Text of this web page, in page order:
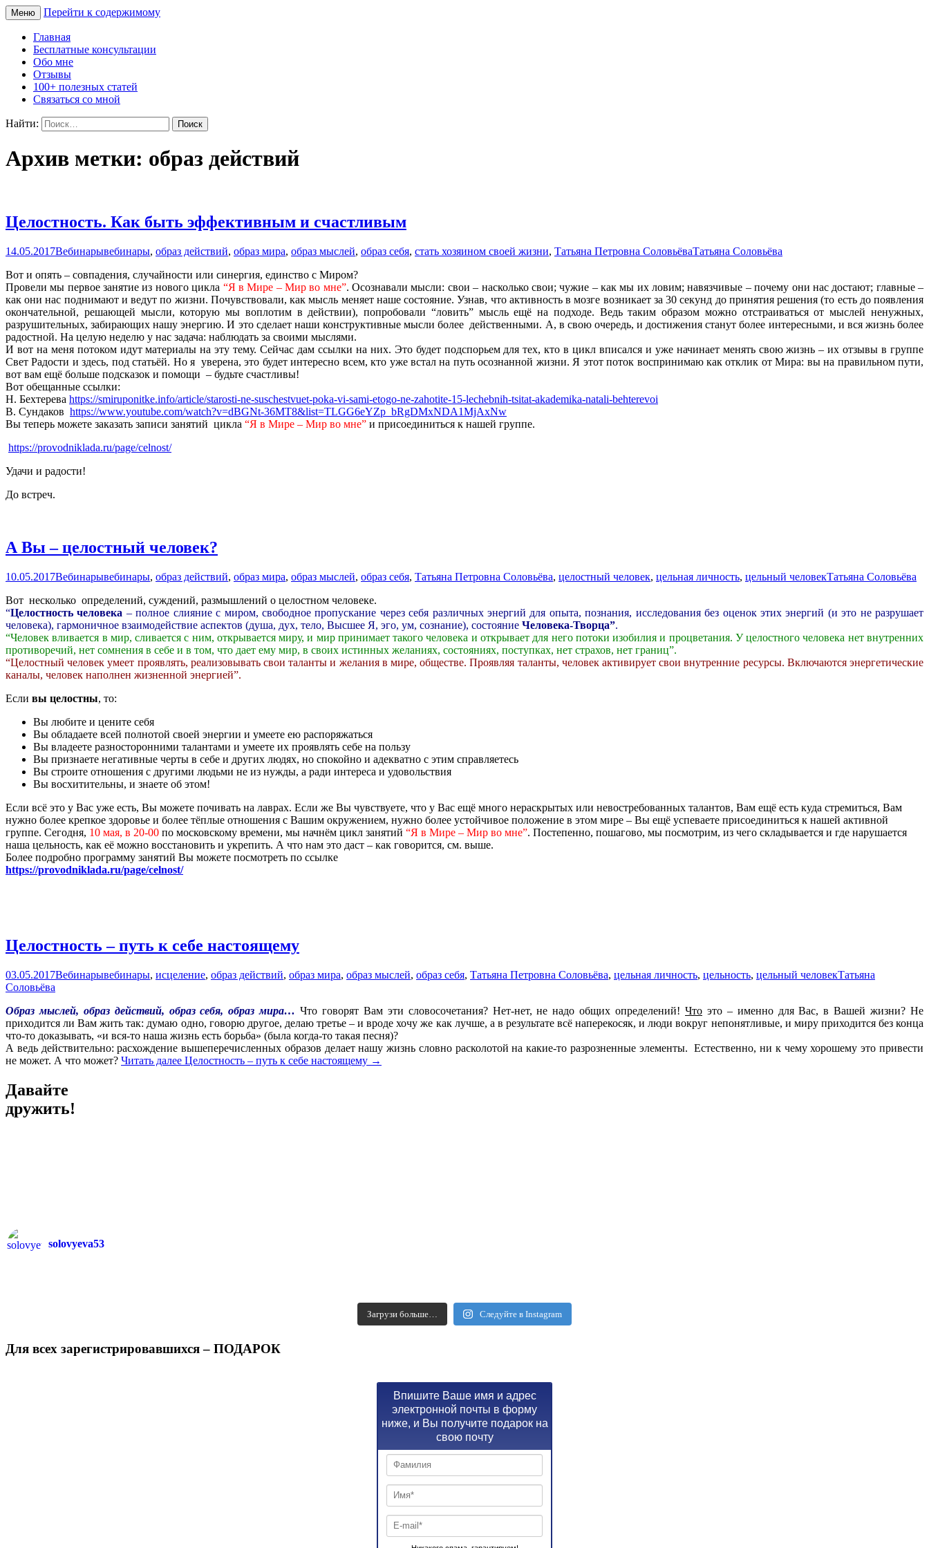
Свет Радости
Меню Перейти к содержимому
Главная
Бесплатные консультации
Обо мне
Отзывы
100+ полезных статей
Связаться со мной
Найти:
Архив метки: образ действий
Целостность. Как быть эффективным и счастливым
14.05.2017Вебинарывебинары, образ действий, образ мира, образ мыслей, образ себя, стать хозяином своей жизни, Татьяна Петровна СоловьёваТатьяна Соловьёва
Вот и опять – совпадения, случайности или синергия, единство с Миром?
Провели мы первое занятие из нового цикла “Я в Мире – Мир во мне”. Осознавали мысли: свои – насколько свои; чужие – как мы их ловим; навязчивые – почему они нас достают; главные –
как они нас поднимают и ведут по жизни. Почувствовали, как мысль меняет наше состояние. Узнав, что активность в мозге возникает за 30 секунд до принятия решения (то есть до появления
окончательной, решающей мысли, которую мы воплотим в действии), попробовали “ловить” мысль ещё на подходе. Ведь таким образом можно отстраиваться от мыслей ненужных,
разрушительных, забирающих нашу энергию. И это сделает наши конструктивные мысли более действенными. А, в свою очередь, и достижения станут более интересными, и вся жизнь более
радостной. На целую неделю у нас задача: наблюдать за своими мыслями.
И вот на меня потоком идут материалы на эту тему. Сейчас дам ссылки на них. Это будет подспорьем для тех, кто в цикл вписался и уже начинает менять свою жизнь – их отзывы в группе
Свет Радости и здесь, под статьёй. Но я уверена, это будет интересно всем, кто уже встал на путь осознанной жизни. Я этот поток воспринимаю как отклик от Мира: вы на правильном пути,
вот вам ещё больше подсказок и помощи – будьте счастливы!
Вот обещанные ссылки:
Н. Бехтерева https://smiruponitke.info/article/starosti-ne-suschestvuet-poka-vi-sami-etogo-ne-zahotite-15-lechebnih-tsitat-akademika-natali-behterevoi
В. Сундаков https://www.youtube.com/watch?v=dBGNt-36MT8&list=TLGG6eYZp_bRgDMxNDA1MjAxNw
Вы теперь можете заказать записи занятий цикла “Я в Мире – Мир во мне” и присоединиться к нашей группе.
https://provodniklada.ru/page/celnost/
Удачи и радости!
До встреч.
А Вы – целостный человек?
10.05.2017Вебинарывебинары, образ действий, образ мира, образ мыслей, образ себя, Татьяна Петровна Соловьёва, целостный человек, цельная личность, цельный человекТатьяна Соловьёва
Вот несколько определений, суждений, размышлений о целостном человеке.
“Целостность человека – полное слияние с миром, свободное пропускание через себя различных энергий для опыта, познания, исследования без оценок этих энергий (и это не разрушает
человека), гармоничное взаимодействие аспектов (душа, дух, тело, Высшее Я, эго, ум, сознание), состояние Человека-Творца”.
“Человек вливается в мир, сливается с ним, открывается миру, и мир принимает такого человека и открывает для него потоки изобилия и процветания. У целостного человека нет внутренних
противоречий, нет сомнения в себе и в том, что дает ему мир, в своих истинных желаниях, состояниях, поступках, нет страхов, нет границ”.
“Целостный человек умеет проявлять, реализовывать свои таланты и желания в мире, обществе. Проявляя таланты, человек активирует свои внутренние ресурсы. Включаются энергетические
каналы, человек наполнен жизненной энергией”.
Если вы целостны, то:
Вы любите и цените себя
Вы обладаете всей полнотой своей энергии и умеете ею распоряжаться
Вы владеете разносторонними талантами и умеете их проявлять себе на пользу
Вы признаете негативные черты в себе и других людях, но спокойно и адекватно с этим справляетесь
Вы строите отношения с другими людьми не из нужды, а ради интереса и удовольствия
Вы восхитительны, и знаете об этом!
Если всё это у Вас уже есть, Вы можете почивать на лаврах. Если же Вы чувствуете, что у Вас ещё много нераскрытых или невостребованных талантов, Вам ещё есть куда стремиться, Вам
нужно более крепкое здоровье и более тёплые отношения с Вашим окружением, нужно более устойчивое положение в этом мире – Вы ещё успеваете присоединиться к нашей активной
группе. Сегодня, 10 мая, в 20-00 по московскому времени, мы начнём цикл занятий “Я в Мире – Мир во мне”. Постепенно, пошагово, мы посмотрим, из чего складывается и где нарушается
наша цельность, как её можно восстановить и укрепить. А что нам это даст – как говорится, см. выше.
Более подробно программу занятий Вы можете посмотреть по ссылке
https://provodniklada.ru/page/celnost/
Целостность – путь к себе настоящему
03.05.2017Вебинарывебинары, исцеление, образ действий, образ мира, образ мыслей, образ себя, Татьяна Петровна Соловьёва, цельная личность, цельность, цельный человекТатьяна
Соловьёва
Образ мыслей, образ действий, образ себя, образ мира… Что говорят Вам эти словосочетания? Нет-нет, не надо общих определений!Что это – именно для Вас, в Вашей жизни? Не
приходится ли Вам жить так: думаю одно, говорю другое, делаю третье – и вроде хочу же как лучше, а в результате всё наперекосяк, и люди вокруг непонятливые, и миру приходится без конца
что-то доказывать, «и вся-то наша жизнь есть борьба» (была когда-то такая песня)?
А ведь действительно: расхождение вышеперечисленных образов делает нашу жизнь словно расколотой на какие-то разрозненные элементы. Естественно, ни к чему хорошему это привести
не может. А что может? Читать далее Целостность – путь к себе настоящему →
Давайте
дружить!
solovyeva53
Загрузи больше… Следуйте в Instagram
Для всех зарегистрировавшихся – ПОДАРОК
Впишите Ваше имя и адрес
электронной почты в форму
ниже, и Вы получите подарок на
свою почту